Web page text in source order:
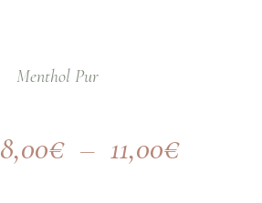
Menthol Pur
8,00€ – 11,00€